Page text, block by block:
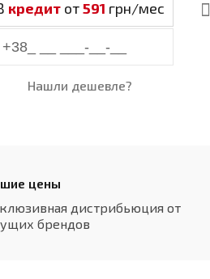
кредитот591 грн/мес
Нашли дешевле?
цены
дистрибьюция от
брендов